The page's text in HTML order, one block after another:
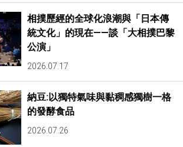
相撲歷經的全球化浪潮與「日本傳
統文化」的現在——談「大相撲巴黎
公演」
2026.07.17
納豆:以獨特氣味與黏稠感獨樹一格
的發酵食品
2026.07.26